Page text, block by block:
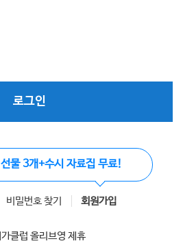
로그인
선물 3개+수시 자료집 무료!
비밀번호 찾기 회원가입